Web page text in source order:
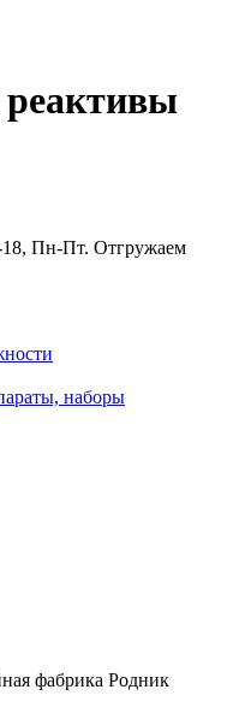
реактивы
18, Пн-Пт. Отгружаем
наборы
фабрика Родник